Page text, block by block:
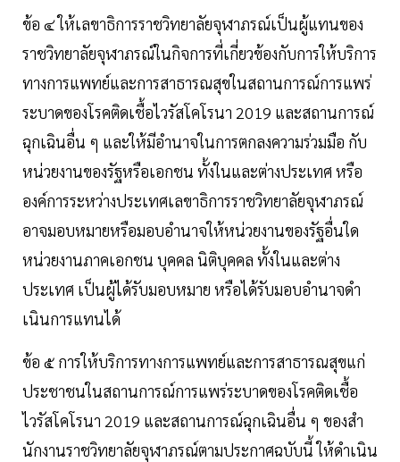
ข้อ ๔ ให้เลขาธิการราชวิทยาลัยจุฬาภรณ์เป็นผู้แทนของ
ราชวิทยาลัยจุฬาภรณ์ในกิจการที่เกี่ยวข้องกับการให้บริการ
ทางการแพทย์และการสาธารณสุขในสถานการณ์การแพร่
ระบาดของโรคติดเชื้อไวรัสโคโรนา 2019 และสถานการณ์
ฉุกเฉินอื่น ๆ และให้มีอํานาจในการตกลงความร่วมมือ กับ
หน่วยงานของรัฐหรือเอกชน ทั้งในและต่างประเทศ หรือ
องค์การระหว่างประเทศเลขาธิการราชวิทยาลัยจุฬาภรณ์
อาจมอบหมายหรือมอบอํานาจให้หน่วยงานของรัฐอื่นใด
หน่วยงานภาคเอกชน บุคคล นิติบุคคล ทั้งในและต่าง
ประเทศ เป็นผู้ได้รับมอบหมาย หรือได้รับมอบอํานาจดํา
เนินการแทนได้
ข้อ ๕ การให้บริการทางการแพทย์และการสาธารณสุขแก่
ประชาชนในสถานการณ์การแพร่ระบาดของโรคติดเชื้อ
ไวรัสโคโรนา 2019 และสถานการณ์ฉุกเฉินอื่น ๆ ของสํา
นักงานราชวิทยาลัยจุฬาภรณ์ตามประกาศฉบับนี้ ให้ดําเนิน